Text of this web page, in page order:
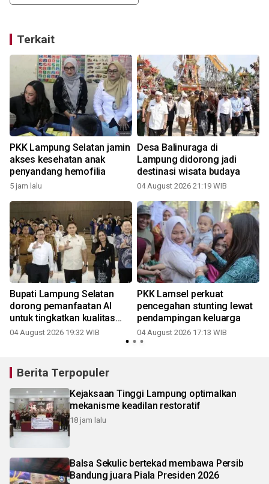
Terkait
PKK Lampung Selatan jamin
akses kesehatan anak
penyandang hemofilia
5 jam lalu
Desa Balinuraga di
Lampung didorong jadi
destinasi wisata budaya
04 August 2026 21:19 WIB
Bupati Lampung Selatan
dorong pemanfaatan AI
untuk tingkatkan kualitas
SDM
04 August 2026 19:32 WIB
PKK Lamsel perkuat
pencegahan stunting lewat
pendampingan keluarga
04 August 2026 17:13 WIB
Berita Terpopuler
Kejaksaan Tinggi Lampung optimalkan
mekanisme keadilan restoratif
18 jam lalu
Balsa Sekulic bertekad membawa Persib
Bandung juara Piala Presiden 2026